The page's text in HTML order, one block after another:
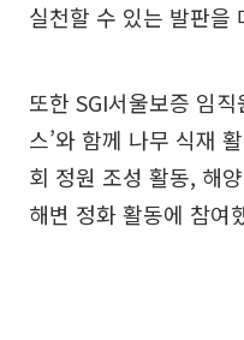
실천할 수 있는 발판을
또한 SGI서울보증 임
스’와 함께 나무 식재
회 정원 조성 활동, 해
해변 정화 활동에 참여